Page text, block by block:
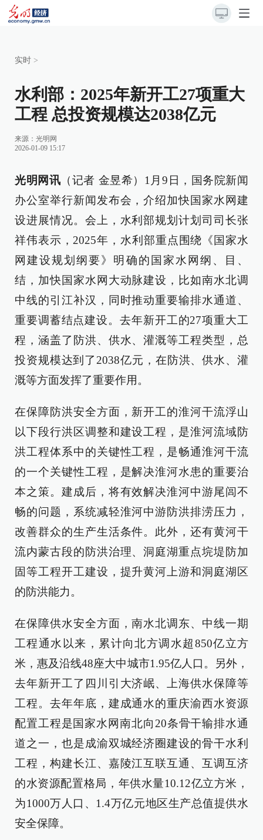
实时 >
水利部：2025年新开工27项重大
工程 总投资规模达2038亿元
来源： 光明网
2026-01-09 15:17
光明网讯 （记者 金昱希）1月9日，国务院新闻
办公室举行新闻发布会，介绍加快国家水网建
设进展情况。会上，水利部规划计划司司长张
祥伟表示，2025年，水利部重点围绕《国家水
网建设规划纲要》明确的国家水网纲、目、
结，加快国家水网大动脉建设，比如南水北调
中线的引江补汉，同时推动重要输排水通道、
重要调蓄结点建设。去年新开工的27项重大工
程，涵盖了防洪、供水、灌溉等工程类型，总
投资规模达到了2038亿元，在防洪、供水、灌
溉等方面发挥了重要作用。
在保障防洪安全方面，新开工的淮河干流浮山
以下段行洪区调整和建设工程，是淮河流域防
洪工程体系中的关键性工程，是畅通淮河干流
的一个关键性工程，是解决淮河水患的重要治
本之策。建成后，将有效解决淮河中游尾闾不
畅的问题，系统减轻淮河中游防洪排涝压力，
改善群众的生产生活条件。此外，还有黄河干
流内蒙古段的防洪治理、洞庭湖重点垸堤防加
固等工程开工建设，提升黄河上游和洞庭湖区
的防洪能力。
在保障供水安全方面，南水北调东、中线一期
工程通水以来，累计向北方调水超850亿立方
米，惠及沿线48座大中城市1.95亿人口。另外，
去年新开工了四川引大济岷、上海供水保障等
工程。去年年底，建成通水的重庆渝西水资源
配置工程是国家水网南北向20条骨干输排水通
道之一，也是成渝双城经济圈建设的骨干水利
工程，构建长江、嘉陵江互联互通、互调互济
的水资源配置格局，年供水量10.12亿立方米，
为1000万人口、1.4万亿元地区生产总值提供水
安全保障。